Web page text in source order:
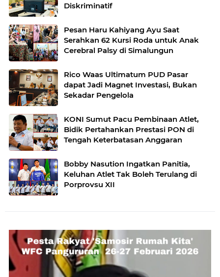
Diskriminatif
Pesan Haru Kahiyang Ayu Saat
Serahkan 62 Kursi Roda untuk Anak
Cerebral Palsy di Simalungun
Rico Waas Ultimatum PUD Pasar
dapat Jadi Magnet Investasi, Bukan
Sekadar Pengelola
KONI Sumut Pacu Pembinaan Atlet,
Bidik Pertahankan Prestasi PON di
Tengah Keterbatasan Anggaran
Bobby Nasution Ingatkan Panitia,
Keluhan Atlet Tak Boleh Terulang di
Porprovsu XII